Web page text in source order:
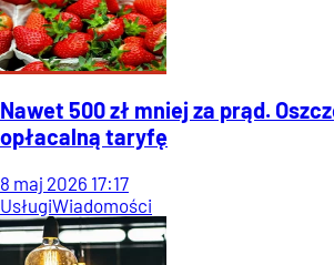
Nawet 500 zł mniej za prąd.
opłacalną taryfę
8 maj 2026 17:17
UsługiWiadomości